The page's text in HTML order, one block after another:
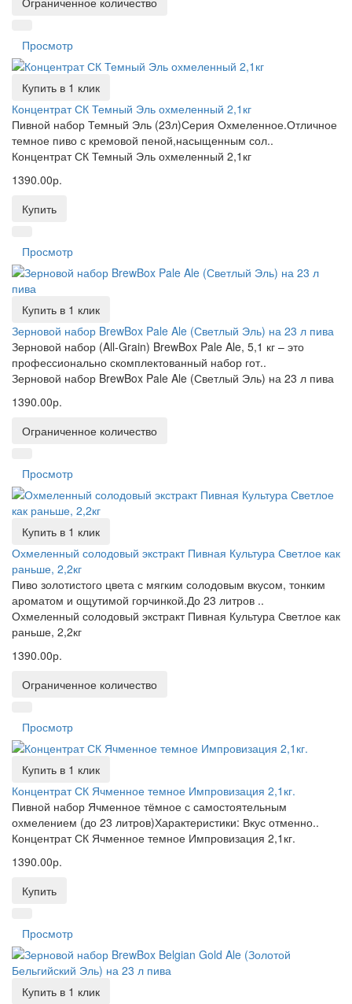
Просмотр
Купить в 1 клик
Концентрат СК Темный Эль охмеленный 2,1кг
Пивной набор Темный Эль (23л)Серия Охмеленное.Отличное
темное пиво с кремовой пеной,насыщенным сол..
Концентрат СК Темный Эль охмеленный 2,1кг
1390.00р.
Купить
Просмотр
Купить в 1 клик
Зерновой набор BrewBox Pale Ale (Светлый Эль) на 23 л пива
Зерновой набор (All-Grain) BrewBox Pale Ale, 5,1 кг – это
профессионально скомплектованный набор гот..
Зерновой набор BrewBox Pale Ale (Светлый Эль) на 23 л пива
1390.00р.
Ограниченное количество
Просмотр
Купить в 1 клик
Охмеленный солодовый экстракт Пивная Культура Светлое как
раньше, 2,2кг
Пиво золотистого цвета с мягким солодовым вкусом, тонким
ароматом и ощутимой горчинкой.До 23 литров ..
Охмеленный солодовый экстракт Пивная Культура Светлое как
раньше, 2,2кг
1390.00р.
Ограниченное количество
Просмотр
Купить в 1 клик
Концентрат СК Ячменное темное Импровизация 2,1кг.
Пивной набор Ячменное тёмное с самостоятельным
охмелением (до 23 литров)Характеристики: Вкус отменно..
Концентрат СК Ячменное темное Импровизация 2,1кг.
1390.00р.
Купить
Просмотр
Купить в 1 клик